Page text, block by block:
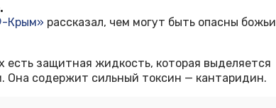
Крым» рассказал, чем могут быть опасны божьи
есть защитная жидкость, которая выделяется
Она содержит сильный токсин — кантаридин.